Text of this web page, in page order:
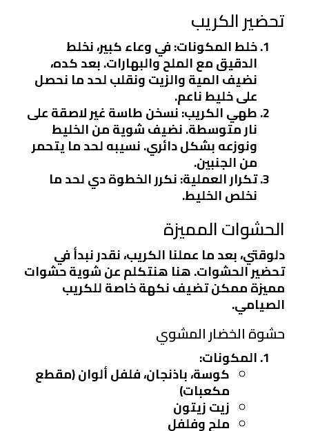
تحضير الكريب
خلط المكونات: في وعاء كبير، نخلط
الدقيق مع الملح والبهارات. بعد كده،
نضيف المية والزيت ونقلب لحد ما نحصل
على خليط ناعم.
طهي الكريب: نسخن طاسة غير لاصقة على
نار متوسطة. نضيف شوية من الخليط
ونوزعه بشكل دائري. نسيبه لحد ما يتحمر
من الجنبين.
تكرار العملية: نكرر الخطوة دي لحد ما
نخلص الخليط.
الحشوات المميزة
دلوقتي، بعد ما عملنا الكريب، نقدر نبدأ في
تحضير الحشوات. هنا هنتكلم عن شوية حشوات
مميزة ممكن تضيف نكهة خاصة للكريب
الصيامي.
حشوة الخضار المشوي
المكونات:
كوسة، باذنجان، فلفل ألوان (مقطع
مكعبات)
زيت زيتون
ملح وفلفل